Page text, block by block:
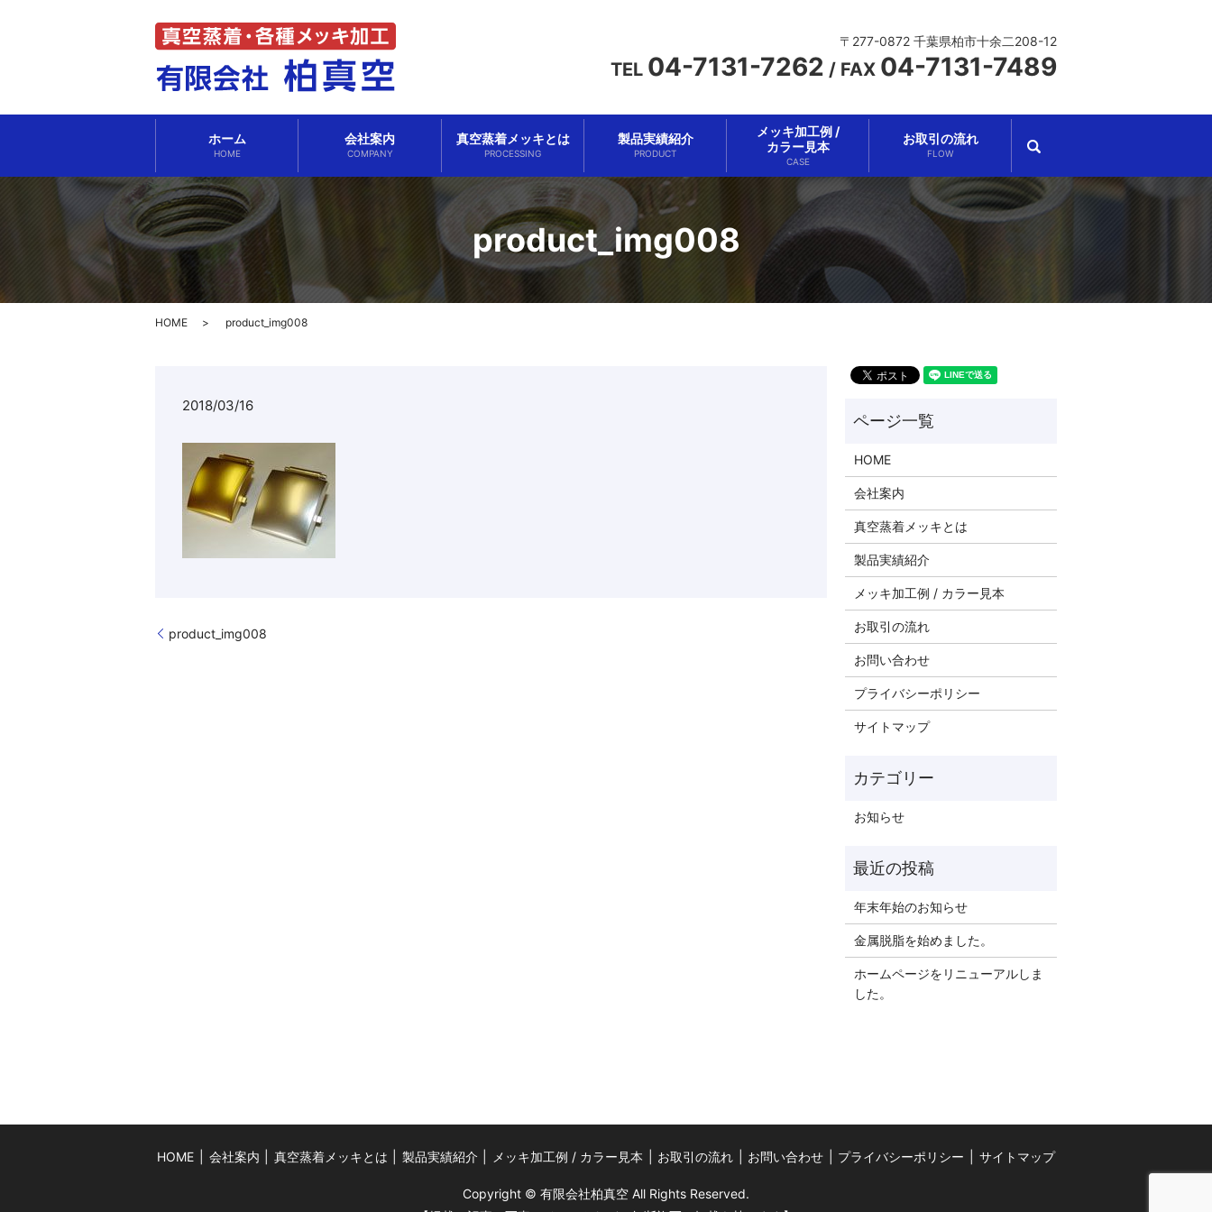
〒277-0872 千葉県柏市十余二208-12
TEL 04-7131-7262 / FAX 04-7131-7489
ホーム
HOME
会社案内
COMPANY
真空蒸着メッキとは
PROCESSING
製品実績紹介
PRODUCT
メッキ加工例 /
カラー見本
CASE
お取引の流れ
FLOW
product_img008
HOME product_img008
2018/03/16
product_img008
HOME
会社案内
真空蒸着メッキとは
製品実績紹介
メッキ加工例 / カラー見本
お取引の流れ
お問い合わせ
プライバシーポリシー
サイトマップ
お知らせ
年末年始のお知らせ
金属脱脂を始めました。
ホームページをリニューアルしま
した。
HOME 会社案内 真空蒸着メッキとは 製品実績紹介 メッキ加工例 / カラー見本 お取引の流れ お問い合わせ プライバシーポリシー サイトマップ
Copyright © 有限会社柏真空 All Rights Reserved.